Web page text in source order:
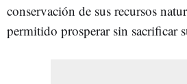
conservación de sus recursos
permitido prosperar sin sacrificar